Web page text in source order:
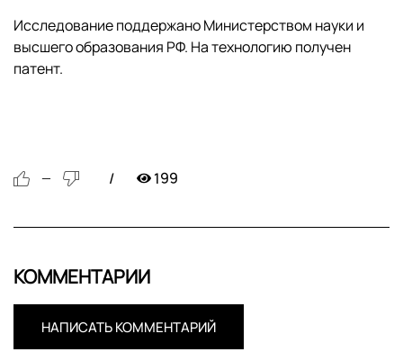
Исследование поддержано Министерством науки и
высшего образования РФ. На технологию получен
патент.
— 199
КОММЕНТАРИИ
НАПИСАТЬ КОММЕНТАРИЙ